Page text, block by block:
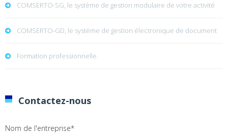
COMSERTO-SG, le système de gestion modulaire de votre activité
COMSERTO-GD, le système de gestion électronique de document
Formation professionnelle
Contactez-nous
Nom de l'entreprise*